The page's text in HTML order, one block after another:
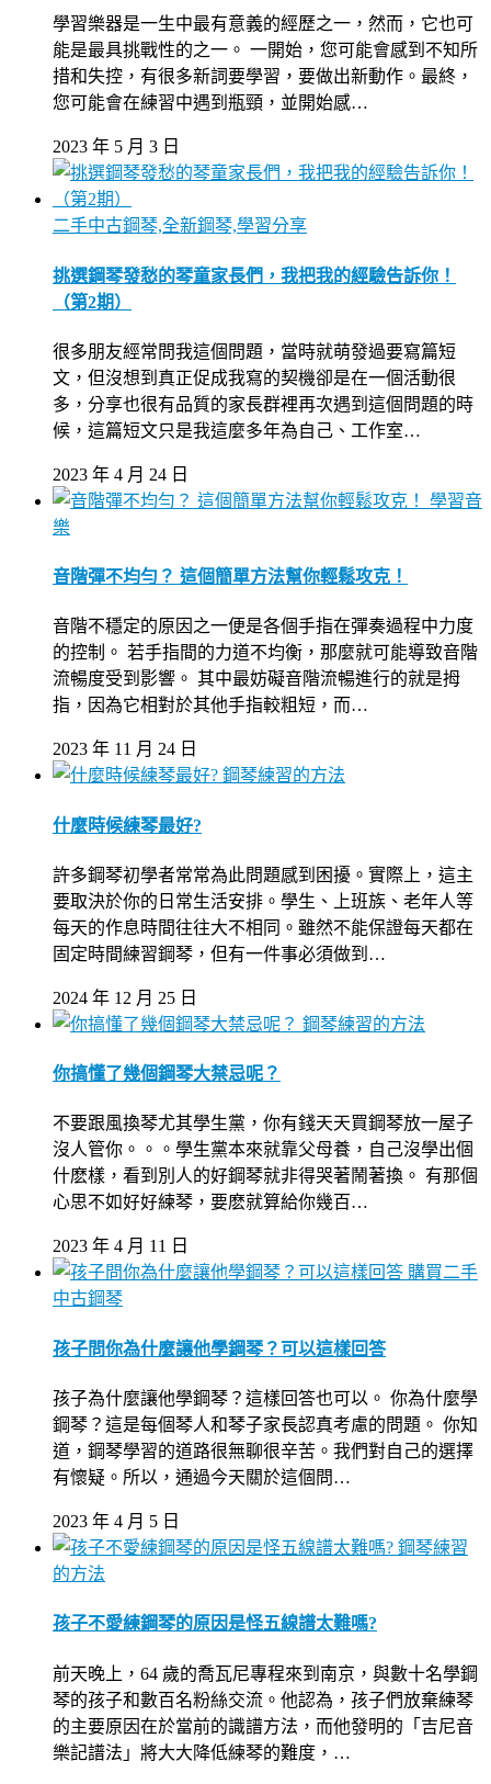
學習樂器是一生中最有意義的經歷之一，然而，它也可
能是最具挑戰性的之一。 一開始，您可能會感到不知所
措和失控，有很多新詞要學習，要做出新動作。最終，
您可能會在練習中遇到瓶頸，並開始感…
2023 年 5 月 3 日
二手中古鋼琴,全新鋼琴,學習分享
挑選鋼琴發愁的琴童家長們，我把我的經驗告訴你！
（第2期）
很多朋友經常問我這個問題，當時就萌發過要寫篇短
文，但沒想到真正促成我寫的契機卻是在一個活動很
多，分享也很有品質的家長群裡再次遇到這個問題的時
候，這篇短文只是我這麼多年為自己、工作室…
2023 年 4 月 24 日
學習音
樂
音階彈不均勻？ 這個簡單方法幫你輕鬆攻克！
音階不穩定的原因之一便是各個手指在彈奏過程中力度
的控制。 若手指間的力道不均衡，那麼就可能導致音階
流暢度受到影響。 其中最妨礙音階流暢進行的就是拇
指，因為它相對於其他手指較粗短，而…
2023 年 11 月 24 日
鋼琴練習的方法
什麼時候練琴最好?
許多鋼琴初學者常常為此問題感到困擾。實際上，這主
要取決於你的日常生活安排。學生、上班族、老年人等
每天的作息時間往往大不相同。雖然不能保證每天都在
固定時間練習鋼琴，但有一件事必須做到…
2024 年 12 月 25 日
鋼琴練習的方法
你搞懂了幾個鋼琴大禁忌呢？
不要跟風換琴尤其學生黨，你有錢天天買鋼琴放一屋子
沒人管你。。。學生黨本來就靠父母養，自己沒學出個
什麽樣，看到別人的好鋼琴就非得哭著鬧著換。 有那個
心思不如好好練琴，要麽就算給你幾百…
2023 年 4 月 11 日
購買二手
中古鋼琴
孩子問你為什麼讓他學鋼琴？可以這樣回答
孩子為什麼讓他學鋼琴？這樣回答也可以。 你為什麼學
鋼琴？這是每個琴人和琴子家長認真考慮的問題。 你知
道，鋼琴學習的道路很無聊很辛苦。我們對自己的選擇
有懷疑。所以，通過今天關於這個問…
2023 年 4 月 5 日
鋼琴練習
的方法
孩子不愛練鋼琴的原因是怪五線譜太難嗎?
前天晚上，64 歲的喬瓦尼專程來到南京，與數十名學鋼
琴的孩子和數百名粉絲交流。他認為，孩子們放棄練琴
的主要原因在於當前的識譜方法，而他發明的「吉尼音
樂記譜法」將大大降低練琴的難度，…